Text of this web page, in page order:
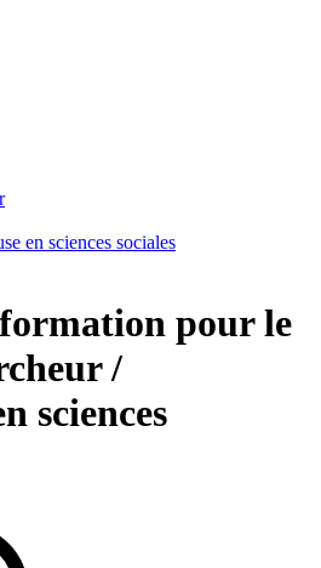
en sciences sociales
pour le
/
sciences